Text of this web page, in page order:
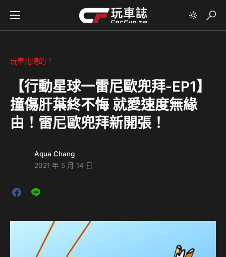
玩車用聽的！
【行動星球⼀雷尼歐兜拜-EP1】
撞傷肝葉終不悔 就愛速度無緣
由！雷尼歐兜拜新開張！
Aqua Chang
2021 年 5 月 14 日